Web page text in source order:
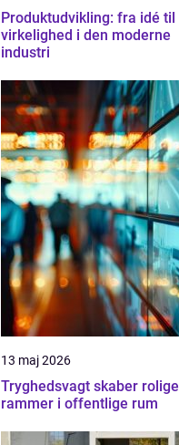
Produktudvikling: fra idé til
virkelighed i den moderne
industri
13 maj 2026
Tryghedsvagt skaber rolige
rammer i offentlige rum